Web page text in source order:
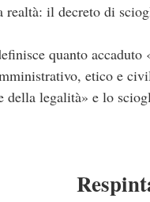
realtà: il decreto di
quanto
etico e
della legalità» e lo